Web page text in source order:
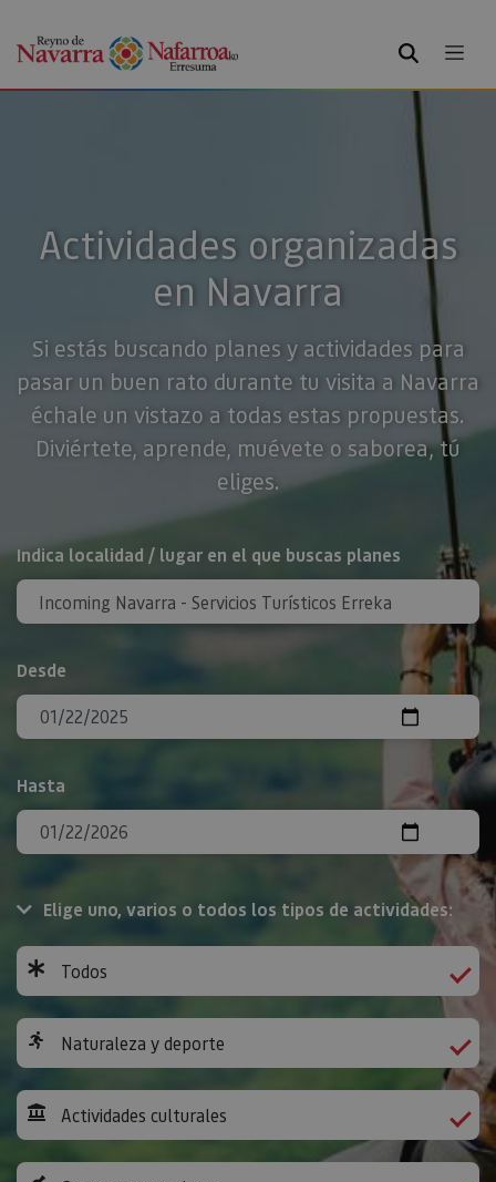
BUSCAR
Actividades organizadas
en Navarra
Si estás buscando planes y actividades para
pasar un buen rato durante tu visita a Navarra
échale un vistazo a todas estas propuestas.
Diviértete, aprende, muévete o saborea, tú
eliges.
BUSCAR
Indica localidad / lugar en el que buscas planes
Desde
Hasta
Elige uno, varios o todos los tipos de actividades:
Todos
Naturaleza y deporte
Actividades culturales